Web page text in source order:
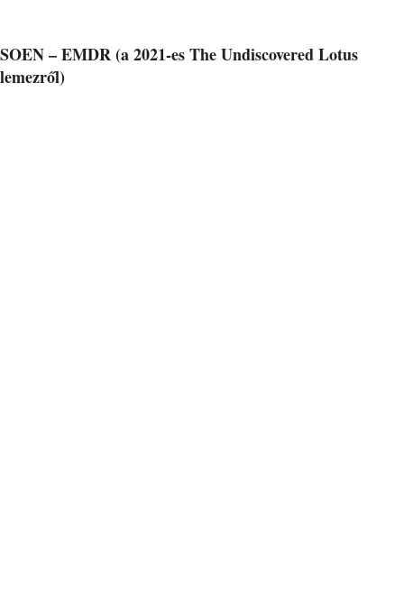
SOEN – EMDR (a 2021-es The Undiscovered Lotus
lemezről)